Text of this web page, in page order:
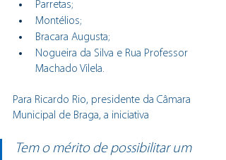
Parretas;
Montélios;
Bracara Augusta;
Nogueira da Silva e Rua Professor
Machado Vilela.
Para Ricardo Rio, presidente da Câmara
Municipal de Braga, a iniciativa
Tem o mérito de possibilitar um